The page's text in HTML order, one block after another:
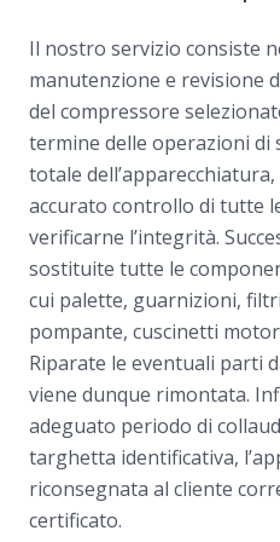
Il nostro servizio consiste
manutenzione e revisione
del compressore
termine delle operazioni di
totale
accurato controllo di tutte
verificarne l’integrità.
sostituite tutte le
cui palette, guarnizioni,
pompante, cuscinetti
Riparate le eventuali parti
viene dunque rimontata.
adeguato periodo di
targhetta identificativa,
riconsegnata al cliente
certificato.